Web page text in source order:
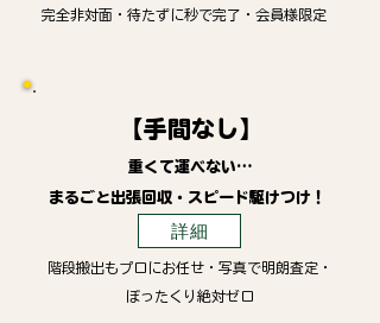
完全非対面・待たずに秒で完了・会員様限定
【手間なし】
重くて運べない…
まるごと出張回収・スピード駆けつけ！
詳細
階段搬出もプロにお任せ・写真で明朗査定・
ぼったくり絶対ゼロ